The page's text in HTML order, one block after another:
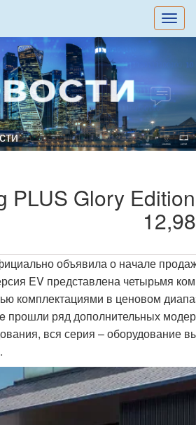
切
换
PLUS Glory
объявила о начале
EV представлена четырьмя
комплектациями в ценовом
прошли ряд дополнительных
вся серия – оборудование